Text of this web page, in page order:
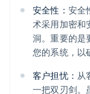
安全性： 安全
术采用加密和
洞。重要的是
您的系统，以
客户担忧： 从
一把双刃剑。